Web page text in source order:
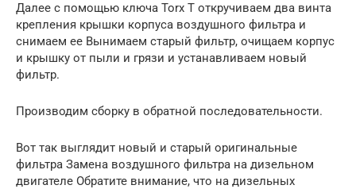
Далее с помощью ключа Torx T откручиваем два винта
крепления крышки корпуса воздушного фильтра и
снимаем ее Вынимаем старый фильтр, очищаем корпус
и крышку от пыли и грязи и устанавливаем новый
фильтр.
Производим сборку в обратной последовательности.
Вот так выглядит новый и старый оригинальные
фильтра Замена воздушного фильтра на дизельном
двигателе Обратите внимание, что на дизельных